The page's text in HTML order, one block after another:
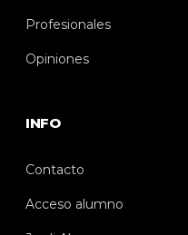
Profesionales
Opiniones
INFO
Contacto
Acceso alumno